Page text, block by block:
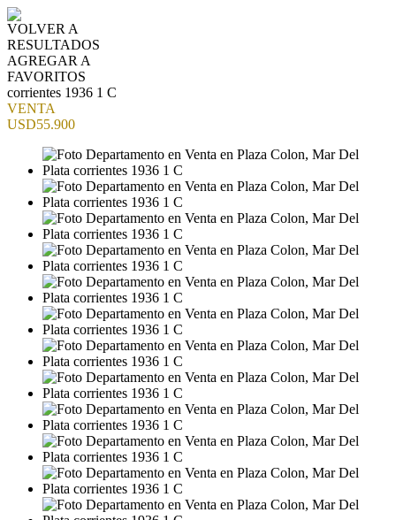
VOLVER A
RESULTADOS
AGREGAR A
FAVORITOS
corrientes 1936 1 C
VENTA
USD55.900